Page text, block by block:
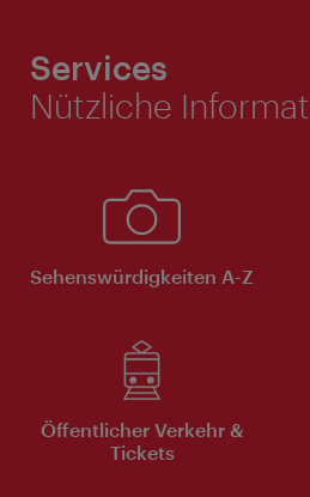
Services
Nützliche
Sehenswürdigkeiten A-Z
Öffentlicher Verkehr &
Tickets